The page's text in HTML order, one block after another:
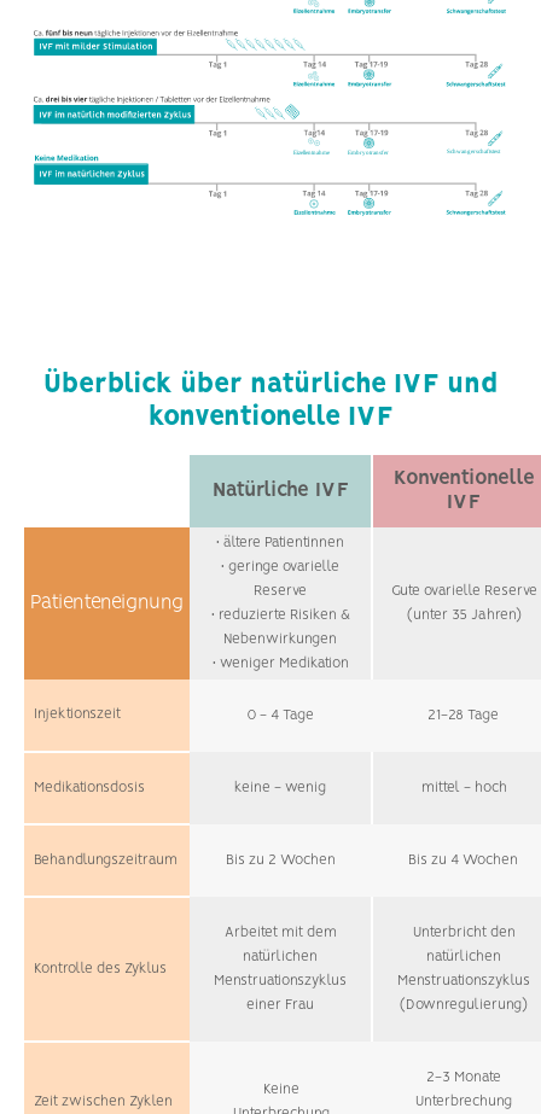
Überblick über natürliche IVF und
konventionelle IVF
Natürliche IVF
Konventionelle
IVF
Patienteneignung
• ältere Patientinnen
• geringe ovarielle
Reserve
• reduzierte Risiken &
Nebenwirkungen
• weniger Medikation
Gute ovarielle Reserve
(unter 35 Jahren)
Injektionszeit 0 - 4 Tage 21-28 Tage
Medikationsdosis keine - wenig mittel - hoch
Behandlungszeitraum Bis zu 2 Wochen Bis zu 4 Wochen
Kontrolle des Zyklus
Arbeitet mit dem
natürlichen
Menstruationszyklus
einer Frau
Unterbricht den
natürlichen
Menstruationszyklus
(Downregulierung)
Zeit zwischen Zyklen
Keine
2-3 Monate
Unterbrechung